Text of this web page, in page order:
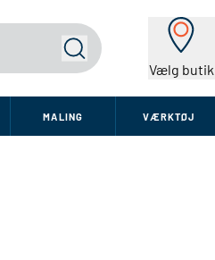
Vælg butik
Søg
MALING VÆRKTØJ